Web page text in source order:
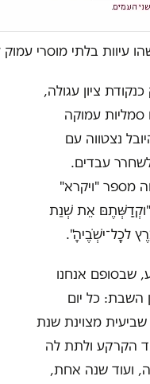
עיוות בלתי מוסרי
ציון עגולה,
סמליות עמוקה
נצטווה עם
עבדים.
מספר "ויקרא"
אֵת שְׁנַת
לכְׇל־ישְֹׁבֶיהָ".
שבסופם אנחנו
השבת: כל יום
מצוינת שנת
הקרקע ולתת לה
ועוד שנה אחת,